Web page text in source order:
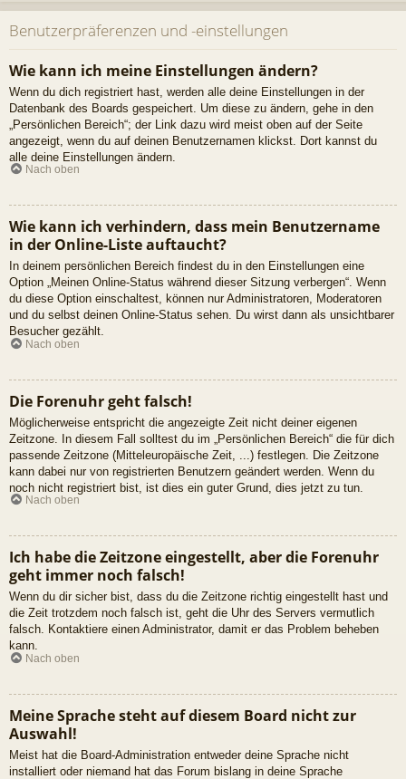
Benutzerpräferenzen und -einstellungen
Wie kann ich meine Einstellungen ändern?
Wenn du dich registriert hast, werden alle deine Einstellungen in der
Datenbank des Boards gespeichert. Um diese zu ändern, gehe in den
„Persönlichen Bereich“; der Link dazu wird meist oben auf der Seite
angezeigt, wenn du auf deinen Benutzernamen klickst. Dort kannst du
alle deine Einstellungen ändern.
Nach oben
Wie kann ich verhindern, dass mein Benutzername
in der Online-Liste auftaucht?
In deinem persönlichen Bereich findest du in den Einstellungen eine
Option „Meinen Online-Status während dieser Sitzung verbergen“. Wenn
du diese Option einschaltest, können nur Administratoren, Moderatoren
und du selbst deinen Online-Status sehen. Du wirst dann als unsichtbarer
Besucher gezählt.
Nach oben
Die Forenuhr geht falsch!
Möglicherweise entspricht die angezeigte Zeit nicht deiner eigenen
Zeitzone. In diesem Fall solltest du im „Persönlichen Bereich“ die für dich
passende Zeitzone (Mitteleuropäische Zeit, ...) festlegen. Die Zeitzone
kann dabei nur von registrierten Benutzern geändert werden. Wenn du
noch nicht registriert bist, ist dies ein guter Grund, dies jetzt zu tun.
Nach oben
Ich habe die Zeitzone eingestellt, aber die Forenuhr
geht immer noch falsch!
Wenn du dir sicher bist, dass du die Zeitzone richtig eingestellt hast und
die Zeit trotzdem noch falsch ist, geht die Uhr des Servers vermutlich
falsch. Kontaktiere einen Administrator, damit er das Problem beheben
kann.
Nach oben
Meine Sprache steht auf diesem Board nicht zur
Auswahl!
Meist hat die Board-Administration entweder deine Sprache nicht
installiert oder niemand hat das Forum bislang in deine Sprache